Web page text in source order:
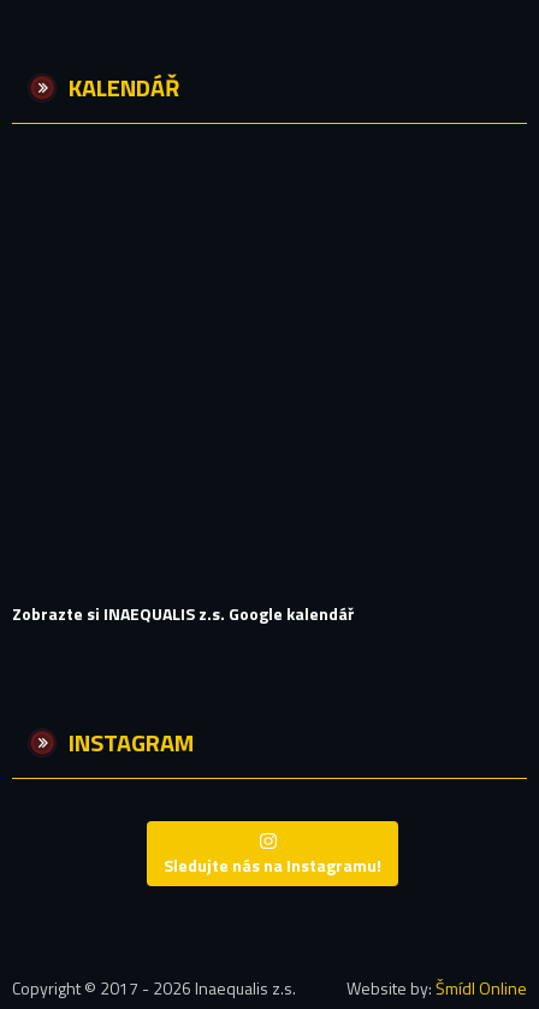
KALENDÁŘ
Zobrazte si INAEQUALIS z.s. Google kalendář
INSTAGRAM
Sledujte nás na Instagramu!
Copyright © 2017 - 2026 Inaequalis z.s. Website by:Šmídl Online